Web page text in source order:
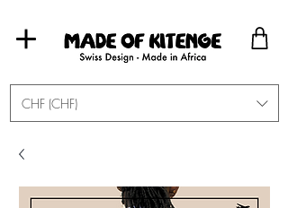
CHF (CHF)